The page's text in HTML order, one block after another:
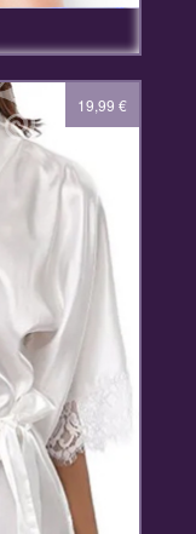
19,99 €